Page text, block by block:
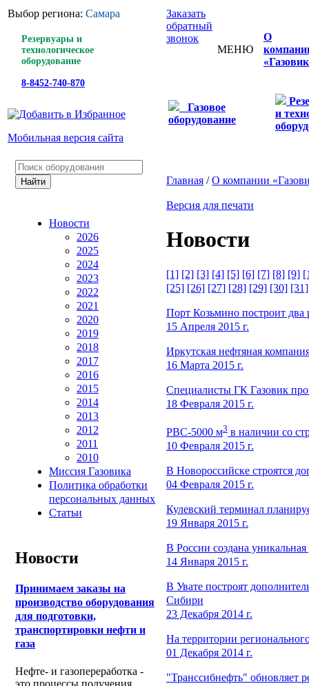
Выбор региона: Самара
Резервуары и
технологическое
оборудование
8-8452-740-870
Мобильная версия сайта
Заказать
обратный
звонок
МЕНЮ
О
Газовое
оборудование
и
Новости
2026
2025
2024
2023
2022
2021
2020
2019
2018
2017
2016
2015
2014
2013
2012
2011
2010
Миссия Газовика
Политика обработки
персональных данных
Статьи
Новости
Принимаем заказы на
производство оборудования
для подготовки,
транспортировки нефти и
газа
Нефте- и газопереработка -
Главная /О компании
Версия для печати
Новости
[1] [2] [3] [4] [5] [6] [7] [8] [9]
[25] [26] [27] [28] [29] [30] [31]
Порт Козьмино построит два
15 Апреля 2015 г.
Иркутская нефтяная
16 Марта 2015 г.
Специалисты ГК Газовик
18 Февраля 2015 г.
РВС-5000 м3 в наличии со
10 Февраля 2015 г.
В Новороссийске строятся
04 Февраля 2015 г.
Кулевский терминал
19 Января 2015 г.
В России создана уникальная
14 Января 2015 г.
В Увате построят
Сибири
23 Декабря 2014 г.
На территории
01 Декабря 2014 г.
"Транссибнефть" обновляет